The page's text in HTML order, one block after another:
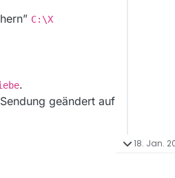
C:\X
.
geändert auf
18. Jan.